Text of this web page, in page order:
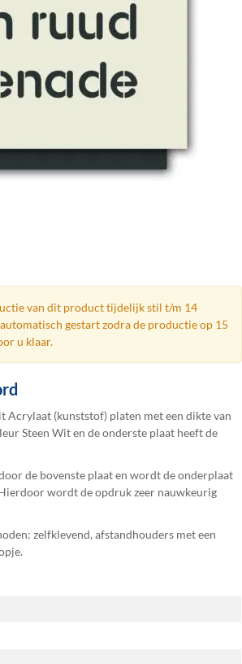
van dit product tijdelijk stil t/m 14
gestart zodra de productie op 15
u klaar.
Acrylaat (kunststof) platen met een dikte van
Steen Wit en de onderste plaat heeft de
de bovenste plaat en wordt de onderplaat
wordt de opdruk zeer nauwkeurig
zelfklevend, afstandhouders met een